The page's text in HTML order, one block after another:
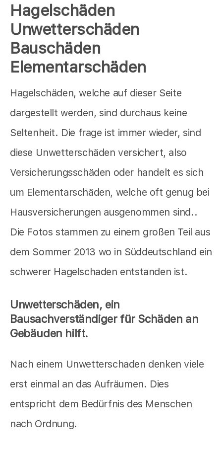
Hagelschäden
Unwetterschäden
Bauschäden
Elementarschäden
Hagelschäden, welche auf dieser Seite
dargestellt werden, sind durchaus keine
Seltenheit. Die frage ist immer wieder, sind
diese Unwetterschäden versichert, also
Versicherungsschäden oder handelt es sich
um Elementarschäden, welche oft genug bei
Hausversicherungen ausgenommen sind..
Die Fotos stammen zu einem großen Teil aus
dem Sommer 2013 wo in Süddeutschland ein
schwerer Hagelschaden entstanden ist.
Unwetterschäden, ein
Bausachverständiger für Schäden an
Gebäuden hilft.
Nach einem Unwetterschaden denken viele
erst einmal an das Aufräumen. Dies
entspricht dem Bedürfnis des Menschen
nach Ordnung.